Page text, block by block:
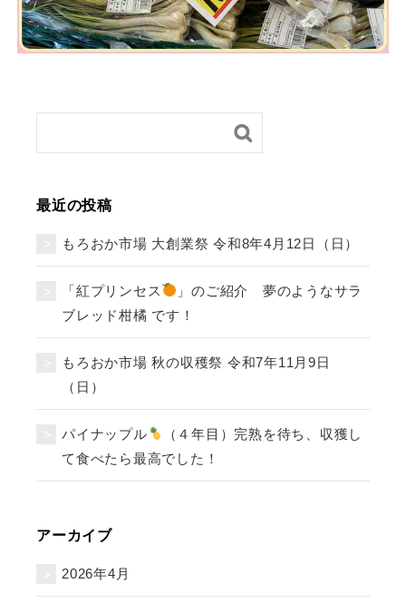
最近の投稿
もろおか市場 大創業祭 令和8年4月12日（日）
「紅プリンセス
」のご紹介 夢のようなサラ
ブレッド柑橘 です！
もろおか市場 秋の収穫祭 令和7年11月9日
（日）
パイナップル
（４年目）完熟を待ち、収獲し
て食べたら最高でした！
アーカイブ
2026年4月